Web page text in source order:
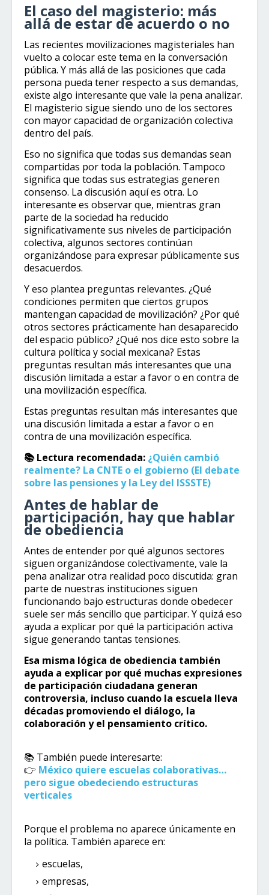
El caso del magisterio: más
allá de estar de acuerdo o no
Las recientes movilizaciones magisteriales han
vuelto a colocar este tema en la conversación
pública. Y más allá de las posiciones que cada
persona pueda tener respecto a sus demandas,
existe algo interesante que vale la pena analizar.
El magisterio sigue siendo uno de los sectores
con mayor capacidad de organización colectiva
dentro del país.
Eso no significa que todas sus demandas sean
compartidas por toda la población. Tampoco
significa que todas sus estrategias generen
consenso. La discusión aquí es otra. Lo
interesante es observar que, mientras gran
parte de la sociedad ha reducido
significativamente sus niveles de participación
colectiva, algunos sectores continúan
organizándose para expresar públicamente sus
desacuerdos.
Y eso plantea preguntas relevantes. ¿Qué
condiciones permiten que ciertos grupos
mantengan capacidad de movilización? ¿Por qué
otros sectores prácticamente han desaparecido
del espacio público? ¿Qué nos dice esto sobre la
cultura política y social mexicana? Estas
preguntas resultan más interesantes que una
discusión limitada a estar a favor o en contra de
una movilización específica.
Estas preguntas resultan más interesantes que
una discusión limitada a estar a favor o en
contra de una movilización específica.
📚 Lectura recomendada: ¿Quién cambió
realmente? La CNTE o el gobierno (El debate
sobre las pensiones y la Ley del ISSSTE)
Antes de hablar de
participación, hay que hablar
de obediencia
Antes de entender por qué algunos sectores
siguen organizándose colectivamente, vale la
pena analizar otra realidad poco discutida: gran
parte de nuestras instituciones siguen
funcionando bajo estructuras donde obedecer
suele ser más sencillo que participar. Y quizá eso
ayuda a explicar por qué la participación activa
sigue generando tantas tensiones.
Esa misma lógica de obediencia también
ayuda a explicar por qué muchas expresiones
de participación ciudadana generan
controversia, incluso cuando la escuela lleva
décadas promoviendo el diálogo, la
colaboración y el pensamiento crítico.
📚 También puede interesarte:
👉 México quiere escuelas colaborativas…
pero sigue obedeciendo estructuras
verticales
Porque el problema no aparece únicamente en
la política. También aparece en:
escuelas,
empresas,